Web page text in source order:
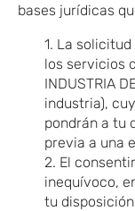
bases jurídicas
1. La
los servicios
INDUSTRIA
industria),
pondrán a tu
previa a una
2. El
inequívoco,
tu